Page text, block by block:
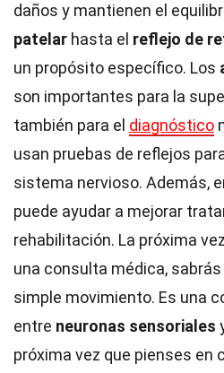
daños y mantienen el
patelar hasta el reflejo de
un propósito específico. Los
son importantes para la
también para el diagnóstico
usan pruebas de reflejos
sistema nervioso. Además,
puede ayudar a mejorar
rehabilitación. La próxima
una consulta médica,
simple movimiento. Es una
entre neuronas sensoriales
próxima vez que pienses en